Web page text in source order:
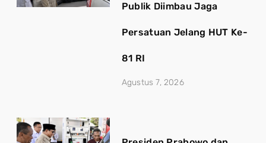
Publik Diimbau Jaga
Persatuan Jelang HUT Ke-
81 RI
Agustus 7, 2026